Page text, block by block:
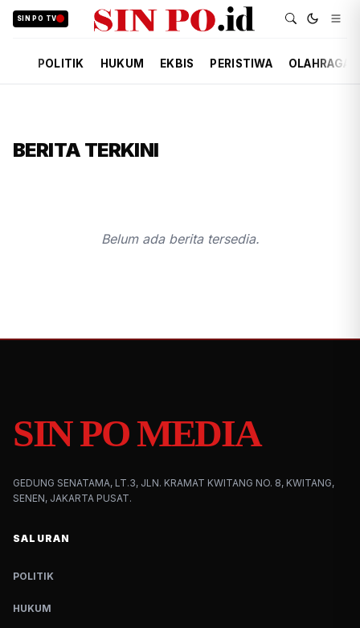
SIN PO TV
POLITIK HUKUM EKBIS PERISTIWA OLAHRAGA
BERITA TERKINI
Belum ada berita tersedia.
SIN PO MEDIA
GEDUNG SENATAMA, LT.3, JLN. KRAMAT KWITANG NO. 8, KWITANG,
SENEN, JAKARTA PUSAT.
SALURAN
POLITIK
HUKUM